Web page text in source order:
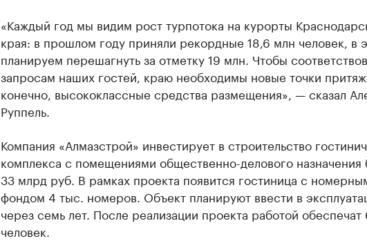
«Каждый год мы видим рост турпотока на курорты
края: в прошлом году приняли рекордные 18,6 млн человек, в
планируем перешагнуть за отметку 19 млн. Чтобы
запросам наших гостей, краю необходимы новые точки
конечно, высококлассные средства размещения», — сказал
Руппель.
Компания «Алмазстрой» инвестирует в строительство
комплекса с помещениями общественно-делового назначения
33 млрд руб. В рамках проекта появится гостиница с
фондом 4 тыс. номеров. Объект планируют ввести в
через семь лет. После реализации проекта работой
человек.